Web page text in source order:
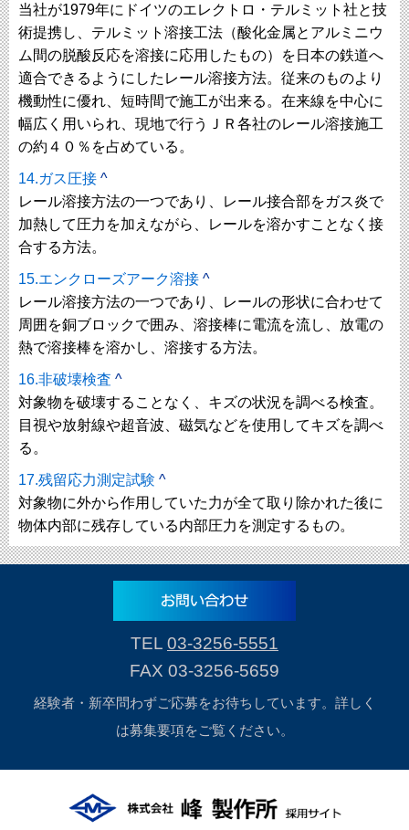
当社が1979年にドイツのエレクトロ・テルミット社と技
術提携し、テルミット溶接工法（酸化金属とアルミニウ
ム間の脱酸反応を溶接に応用したもの）を日本の鉄道へ
適合できるようにしたレール溶接方法。従来のものより
機動性に優れ、短時間で施工が出来る。在来線を中心に
幅広く用いられ、現地で行うＪＲ各社のレール溶接施工
の約４０％を占めている。
14.ガス圧接 ^
レール溶接方法の一つであり、レール接合部をガス炎で
加熱して圧力を加えながら、レールを溶かすことなく接
合する方法。
15.エンクローズアーク溶接 ^
レール溶接方法の一つであり、レールの形状に合わせて
周囲を銅ブロックで囲み、溶接棒に電流を流し、放電の
熱で溶接棒を溶かし、溶接する方法。
16.非破壊検査 ^
対象物を破壊することなく、キズの状況を調べる検査。
目視や放射線や超音波、磁気などを使用してキズを調べ
る。
17.残留応力測定試験 ^
対象物に外から作用していた力が全て取り除かれた後に
物体内部に残存している内部圧力を測定するもの。
TEL 03-3256-5551
FAX 03-3256-5659
経験者・新卒問わずご応募をお待ちしています。詳しく
は募集要項をご覧ください。